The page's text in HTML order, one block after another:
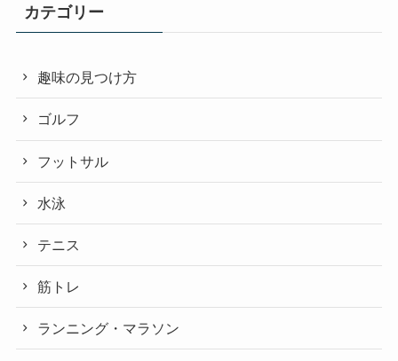
カテゴリー
趣味の見つけ方
ゴルフ
フットサル
水泳
テニス
筋トレ
ランニング・マラソン